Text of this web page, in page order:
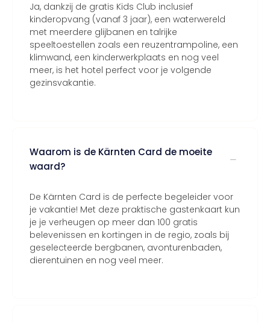
Ja, dankzij de gratis Kids Club inclusief
kinderopvang (vanaf 3 jaar), een waterwereld
met meerdere glijbanen en talrijke
speeltoestellen zoals een reuzentrampoline, een
klimwand, een kinderwerkplaats en nog veel
meer, is het hotel perfect voor je volgende
gezinsvakantie.
Waarom is de Kärnten Card de moeite
waard?
De Kärnten Card is de perfecte begeleider voor
je vakantie! Met deze praktische gastenkaart kun
je je verheugen op meer dan 100 gratis
belevenissen en kortingen in de regio, zoals bij
geselecteerde bergbanen, avonturenbaden,
dierentuinen en nog veel meer.